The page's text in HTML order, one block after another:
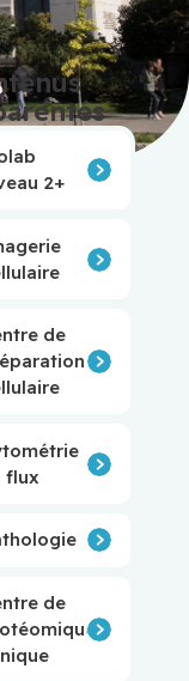
2+
de
flux
de